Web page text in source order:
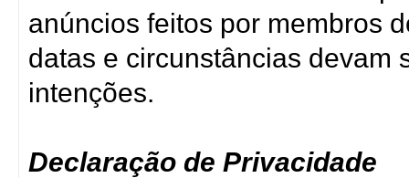
anúncios feitos por membros
datas e circunstâncias devam
intenções.
Declaração de Privacidade